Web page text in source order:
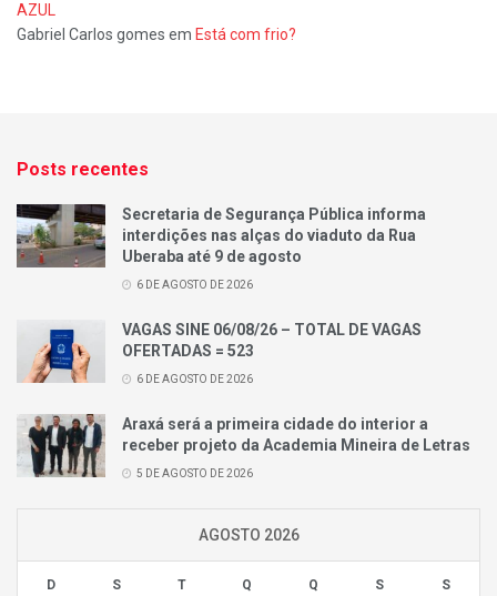
AZUL
Gabriel Carlos gomes em Está com frio?
Posts recentes
Secretaria de Segurança Pública informa
interdições nas alças do viaduto da Rua
Uberaba até 9 de agosto
6 DE AGOSTO DE 2026
VAGAS SINE 06/08/26 – TOTAL DE VAGAS
OFERTADAS = 523
6 DE AGOSTO DE 2026
Araxá será a primeira cidade do interior a
receber projeto da Academia Mineira de Letras
5 DE AGOSTO DE 2026
AGOSTO 2026
D S T Q Q S S